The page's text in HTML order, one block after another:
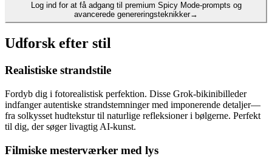
Log ind for at få adgang til premium Spicy Mode-prompts og
avancerede genereringsteknikker→
Udforsk efter stil
Realistiske strandstile
Fordyb dig i fotorealistisk perfektion. Disse Grok-bikinibilleder
indfanger autentiske strandstemninger med imponerende detaljer—
fra solkysset hudtekstur til naturlige refleksioner i bølgerne. Perfekt
til dig, der søger livagtig AI-kunst.
Filmiske mesterværker med lys